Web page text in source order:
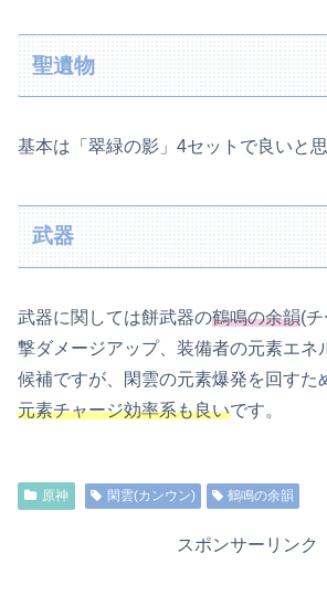
聖遺物
基本は「翠緑の影」4セットで良いと思
武器
武器に関しては餅武器の鶴鳴の余韻(
撃ダメージアップ、装備者の元素エネ
候補ですが、閑雲の元素爆発を回すた
元素チャージ効率系も良いです。
原神 閑雲(カンウン) 鶴鳴の余韻
スポンサーリンク